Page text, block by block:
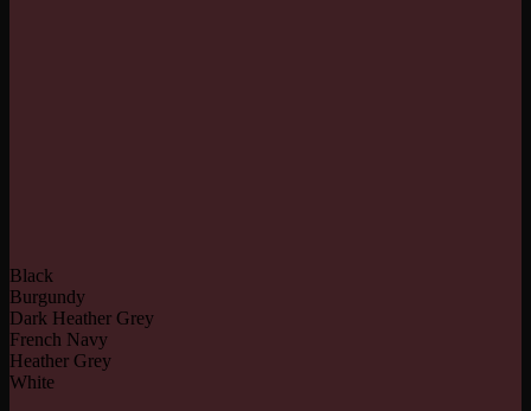
Black
Burgundy
Dark Heather Grey
French Navy
Heather Grey
White